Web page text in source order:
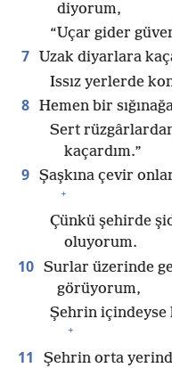
diyorum,
“Uçar gider
7 Uzak diyarlara
Issız yerlerde
8 Hemen bir
Sert
kaçardım.”
9 Şaşkına çevir
+
Çünkü şehirde
oluyorum.
10 Surlar üzerinde
görüyorum,
Şehrin içindeyse
+
11
Şehrin orta